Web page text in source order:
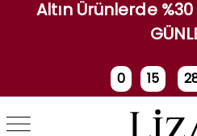
Altın Ürünlerde
0
Gün
15
Saat